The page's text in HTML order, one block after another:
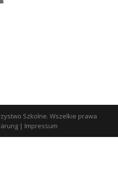
Szkolne. Wszelkie prawa
| Impressum